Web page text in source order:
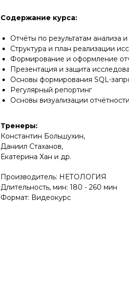
Содержание курса:
Отчёты по результатам анализа
Структура и план реализации
Формирование и оформление
Презентация и защита
Основы формирования SQL-
Регулярный репортинг
Основы визуализации
Тренеры:
Константин Большухин,
Даниил Стаханов,
Екатерина Хан и др.
Производитель: НЕТОЛОГИЯ
Длительность, мин: 180 - 260 мин
Формат: Видеокурс